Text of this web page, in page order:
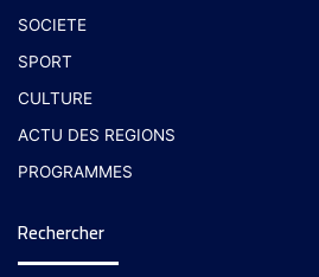
SOCIETE
SPORT
CULTURE
ACTU DES REGIONS
PROGRAMMES
Rechercher